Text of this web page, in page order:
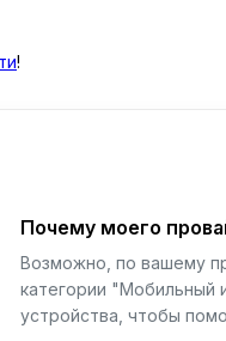
!
Почему моего
Возможно, по вашему
категории "Мобильный
устройства, чтобы